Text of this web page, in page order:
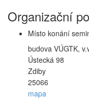
Organizační
Místo konání
budova VÚGTK,
Ústecká 98
Zdiby
25066
mapa